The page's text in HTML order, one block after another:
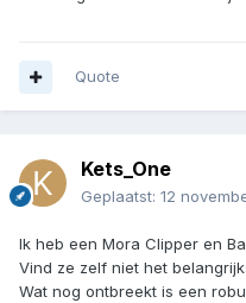
Quote
Kets_One
Geplaatst: 12
Ik heb een Mora Clipper en
Vind ze zelf niet het
Wat nog ontbreekt is een